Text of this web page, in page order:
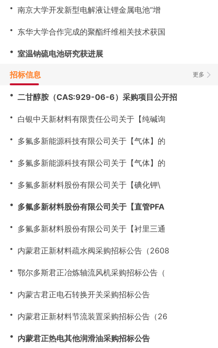
・ 南京大学开发新型电解液让锂金属电池“增
・ 东华大学合作完成的聚酯纤维相关技术获国
・ 室温钠硫电池研究获进展
更多
招标信息
・ 二甘醇胺（CAS:929-06-6）采购项目公开招
・ 白银中天新材料有限责任公司关于【纯碱询
・ 多氟多新能源科技有限公司关于【气体】的
・ 多氟多新能源科技有限公司关于【气体】的
・ 多氟多新材料股份有限公司关于【碘化钾\
・ 多氟多新材料股份有限公司关于【直管PFA
・ 多氟多新材料股份有限公司关于【衬里三通
・ 内蒙君正新材料疏水阀采购招标公告（2608
・ 鄂尔多斯君正冶炼轴流风机采购招标公告（
・ 内蒙古君正电石转换开关采购招标公告
・ 内蒙君正新材料节流装置采购招标公告（26
・ 内蒙君正热电其他润滑油采购招标公告